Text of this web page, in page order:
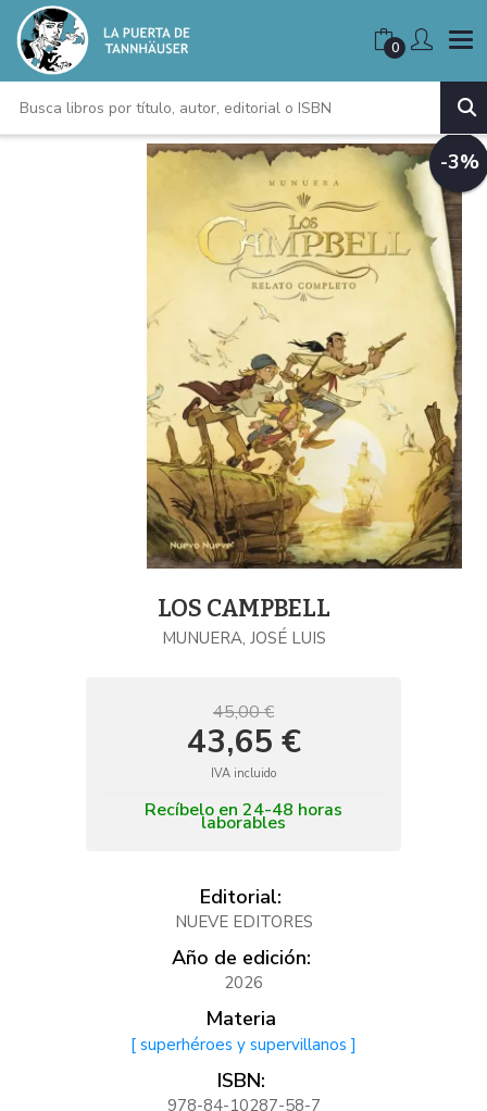
0
-3%
LOS CAMPBELL
MUNUERA, JOSÉ LUIS
45,00 €
43,65 €
IVA incluido
Recíbelo en 24-48 horas
laborables
Editorial:
NUEVE EDITORES
Año de edición:
2026
Materia
[ superhéroes y supervillanos ]
ISBN:
978-84-10287-58-7